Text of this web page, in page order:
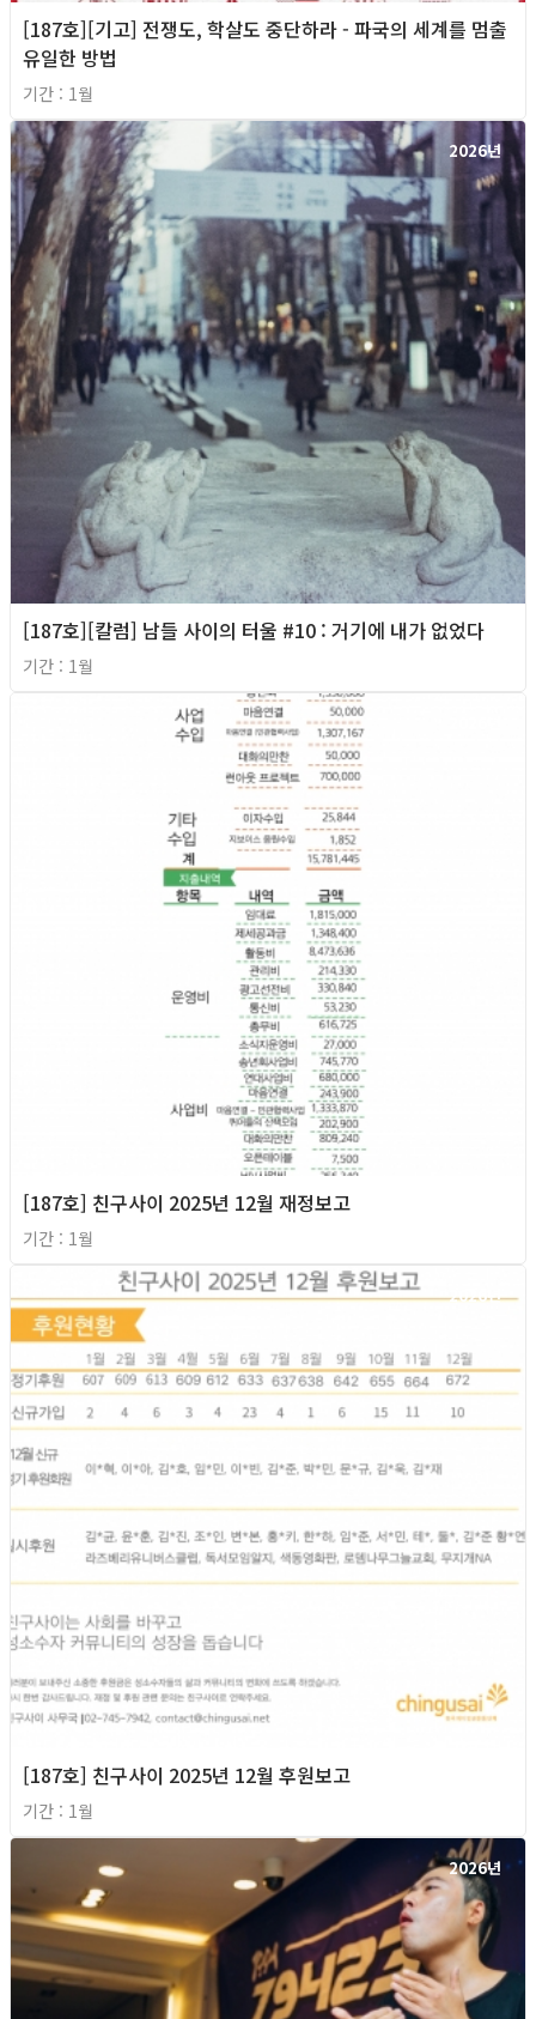
[187호][기고] 전쟁도, 학살도 중단하라 - 파국의 세계를 멈출
유일한 방법
기간 : 1월
2026년
[187호][칼럼] 남들 사이의 터울 #10 : 거기에 내가 없었다
기간 : 1월
[187호] 친구사이 2025년 12월 재정보고
기간 : 1월
2026년
[187호] 친구사이 2025년 12월 후원보고
기간 : 1월
2026년